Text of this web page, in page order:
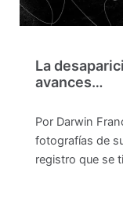
La
avances…
Por Darwin
fotografías de
registro que se